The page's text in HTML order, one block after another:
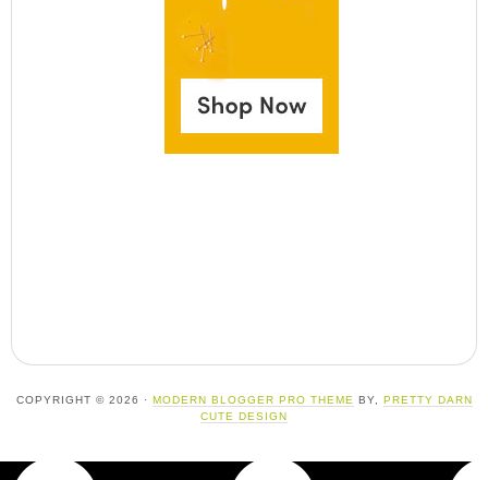
COPYRIGHT © 2026 · MODERN BLOGGER PRO THEME BY, PRETTY DARN
CUTE DESIGN